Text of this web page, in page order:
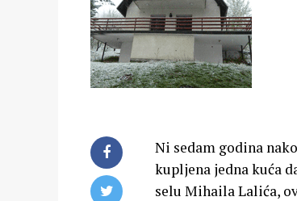
Ni sedam godina
kupljena jedna kuća
selu Mihaila Lalića,